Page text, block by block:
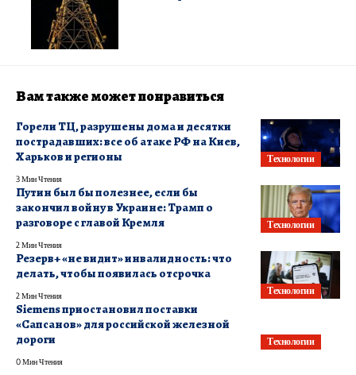
Вам также может понравиться
Технологии
Горели ТЦ, разрушены дома и десятки
пострадавших: все об атаке РФ на Киев,
Харьков и регионы
3 Мин Чтения
Технологии
Путин был бы полезнее, если бы
закончил войну в Украине: Трамп о
разговоре с главой Кремля
2 Мин Чтения
Технологии
Резерв+ «не видит» инвалидность: что
делать, чтобы появилась отсрочка
2 Мин Чтения
Технологии
Siemens приостановил поставки
«Сапсанов» для российской железной
дороги
0 Мин Чтения